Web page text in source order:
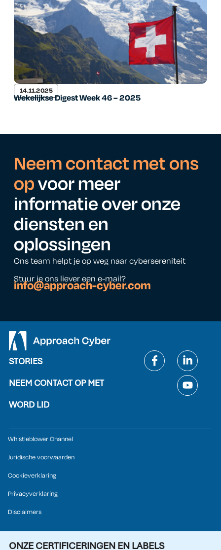
14.11.2025
Wekelijkse Digest Week 46 – 2025
Neem contact met ons
opvoor meer
informatie over onze
diensten en
oplossingen
Ons team helpt je op weg naar cybersereniteit
Stuur je ons liever een e-mail?
info@approach-cyber.com
STORIES
NEEM CONTACT OP MET
WORD LID
Whistleblower Channel
Juridische voorwaarden
Cookieverklaring
Privacyverklaring
Disclaimers
ONZE CERTIFICERINGEN EN LABELS